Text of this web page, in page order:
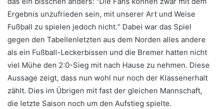
Ergebnis unzufrieden sein, mit unserer Art und Weise
Fußball zu spielen jedoch nicht.“ Dabei war das Spiel
gegen den Tabellenletzten aus dem Norden alles andere
als ein Fußball-Leckerbissen und die Bremer hatten nicht
viel Mühe den 2:0-Sieg mit nach Hause zu nehmen. Diese
Aussage zeigt, dass nun wohl nur noch der Klassenerhalt
zählt. Dies im Übrigen mit fast der gleichen Mannschaft,
die letzte Saison noch um den Aufstieg spielte.